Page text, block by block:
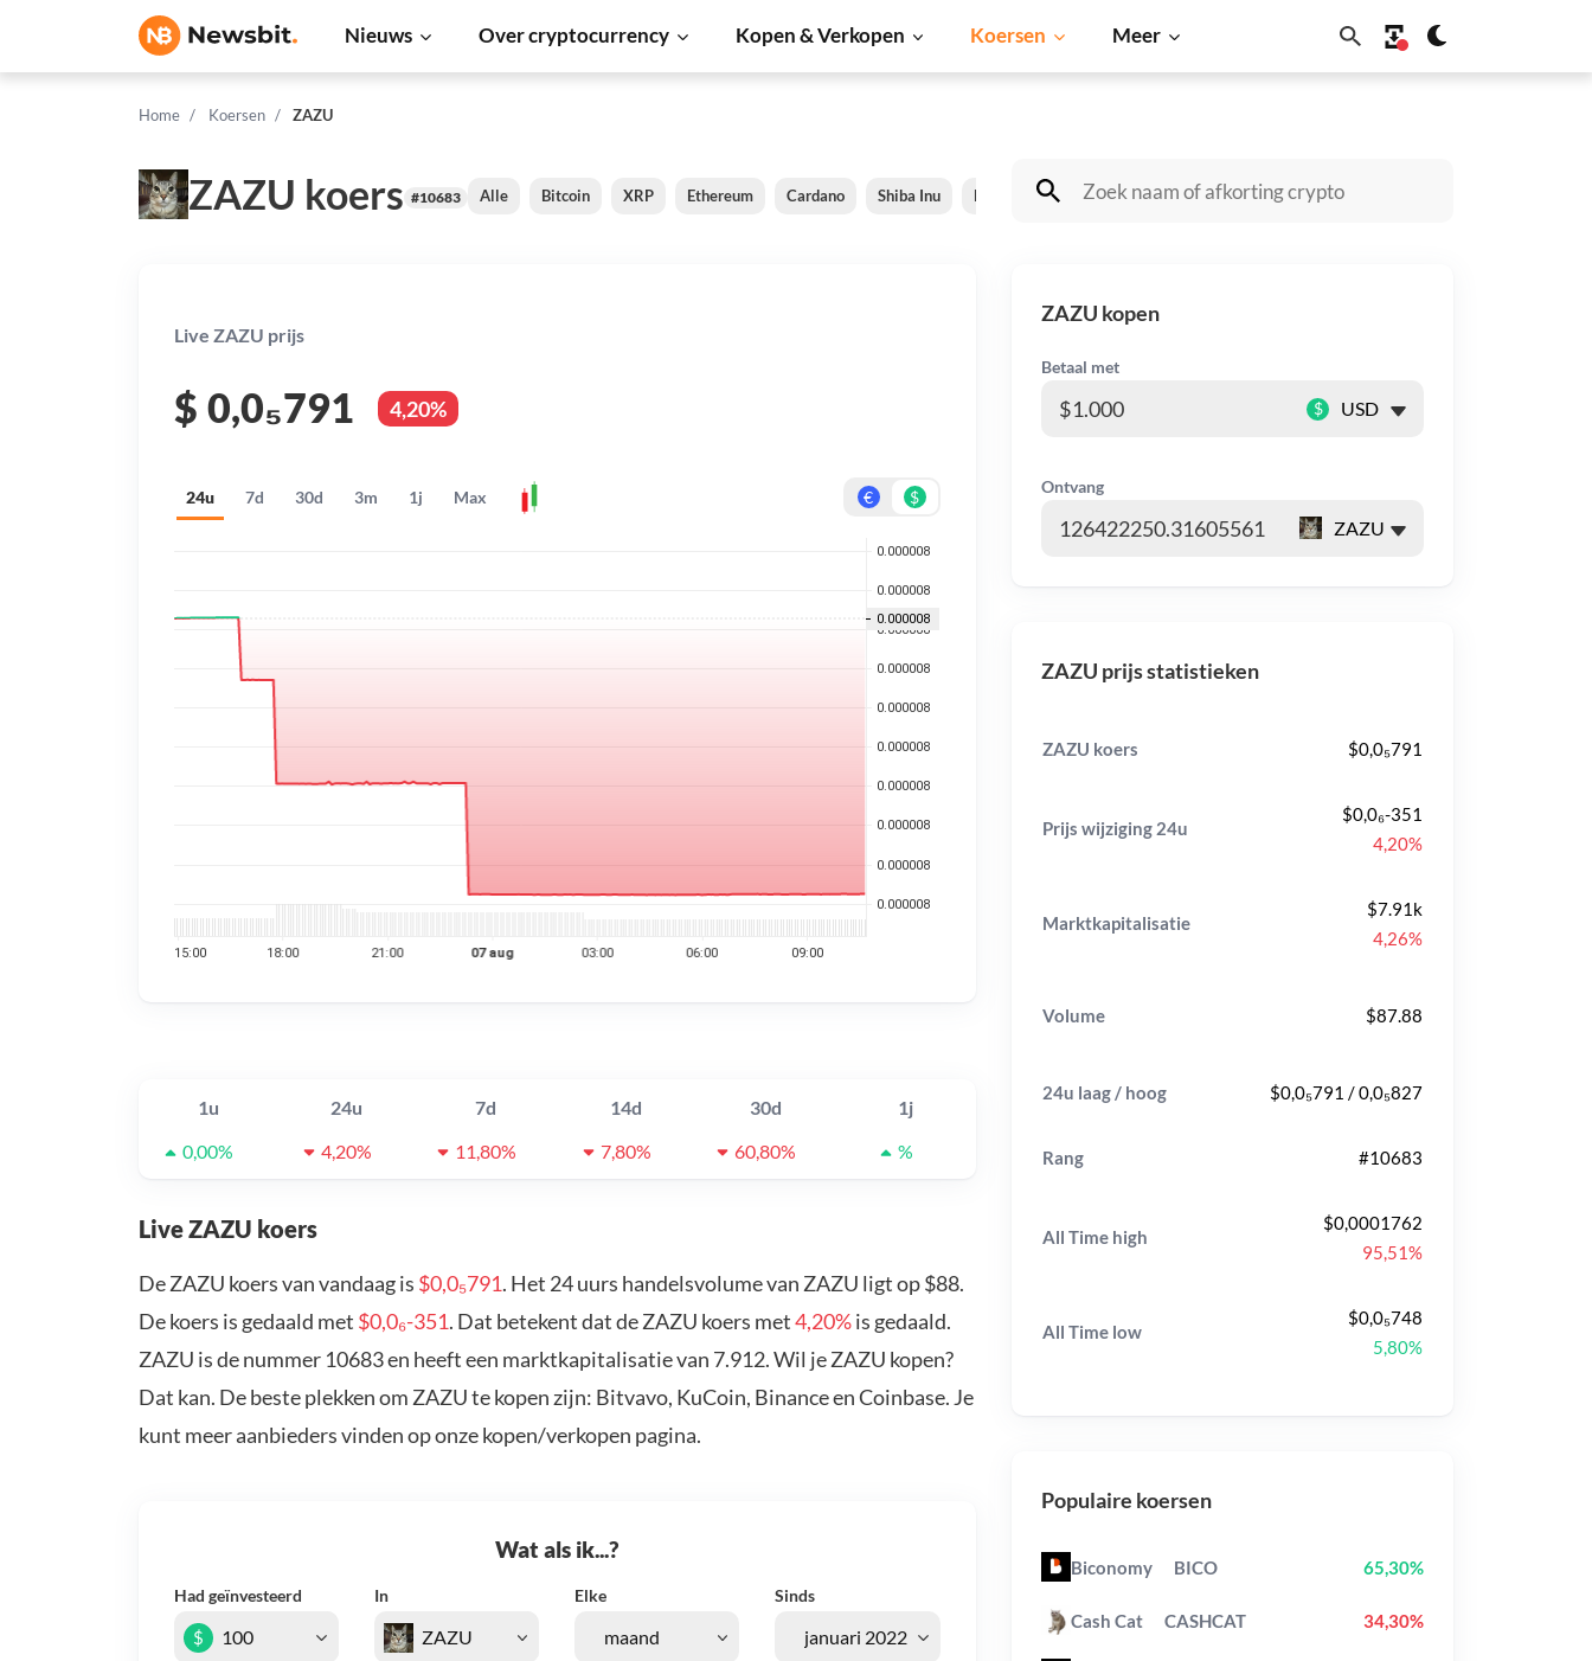
Nieuws Over cryptocurrency Kopen & Verkopen Koersen Meer
Home Koersen ZAZU
ZAZU koers #10683 Alle Bitcoin XRP Ethereum Cardano Shiba Inu Dogecoin Solana BNB
Live ZAZU prijs
$ 0,0₅791 4,20%
24u 7d 30d 3m 1j Max € $
1u 24u 7d 14d 30d
1j
0,00%
4,20% 11,80% 7,80% 60,80% %
Live ZAZU koers
De ZAZU koers van vandaag is $0,0₅791. Het 24 uurs handelsvolume van ZAZU ligt op $88.
De koers is gedaald met $0,0₆-351. Dat betekent dat de ZAZU koers met4,20%is gedaald.
ZAZU is de nummer 10683 en heeft een marktkapitalisatie van 7.912. Wil je ZAZU kopen?
Dat kan. De beste plekken om ZAZU te kopen zijn: Bitvavo, KuCoin, Binance en Coinbase. Je
kunt meer aanbieders vinden op onze kopen/verkopen pagina.
Wat als ik...?
Had geïnvesteerd In Elke Sinds
$
ZAZU kopen
Betaal met
$
Ontvang
ZAZU prijs statistieken
ZAZU koers $0,0₅791
Prijs wijziging 24u
$0,0₆-351
4,20%
Marktkapitalisatie
$7.91k
4,26%
Volume $87.88
24u laag / hoog $0,0₅791 / 0,0₅827
Rang #10683
All Time high
$0,0001762
95,51%
All Time low
$0,0₅748
5,80%
Populaire koersen
Biconomy BICO 65,30%
Cash Cat CASHCAT 34,30%